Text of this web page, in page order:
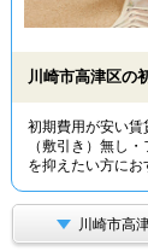
川崎市高津区の
初期費用が安い賃
（敷引き）無し
を抑えたい方にお
川崎市高